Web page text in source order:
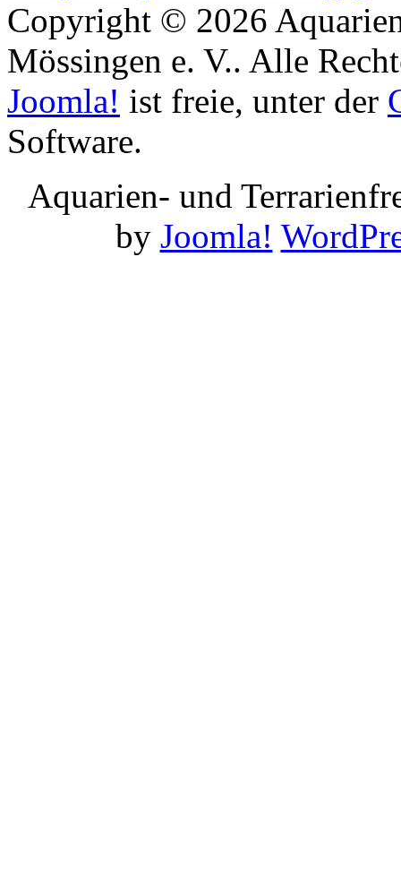
Copyright © 2026
Mössingen e. V.. Alle
Joomla! ist freie, unter der
Software.
Aquarien- und
by Joomla!